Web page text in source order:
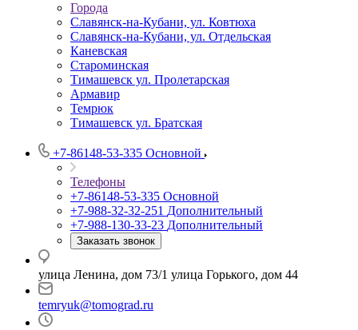
Города
Славянск-на-Кубани, ул. Ковтюха
Славянск-на-Кубани, ул. Отдельская
Каневская
Староминская
Тимашевск ул. Пролетарская
Армавир
Темрюк
Тимашевск ул. Братская
+7-86148-53-335 Основной
Телефоны
+7-86148-53-335 Основной
+7-988-32-32-251 Дополнительный
+7-988-130-33-23 Дополнительный
Заказать звонок
улица Ленина, дом 73/1 улица Горького, дом 44
temryuk@tomograd.ru